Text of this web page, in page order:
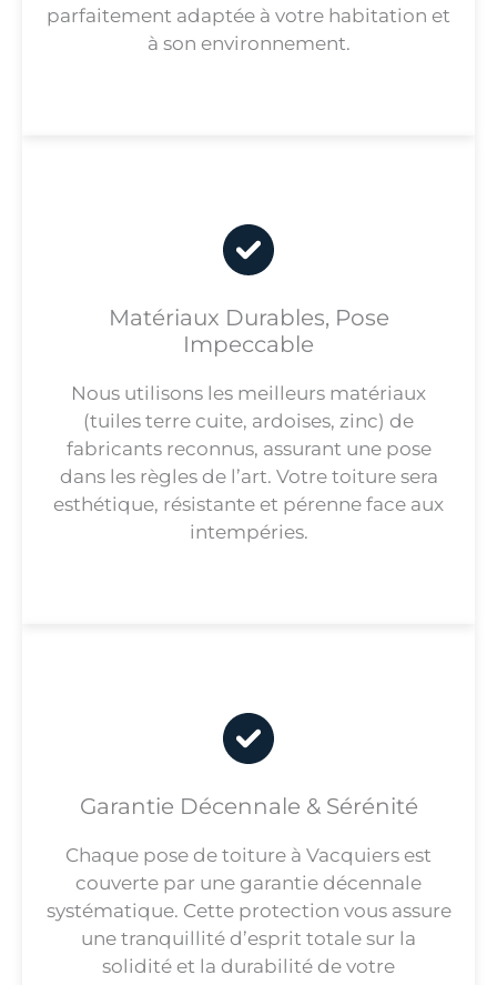
parfaitement adaptée à votre habitation et
à son environnement.
Matériaux Durables, Pose
Impeccable
Nous utilisons les meilleurs matériaux
(tuiles terre cuite, ardoises, zinc) de
fabricants reconnus, assurant une pose
dans les règles de l’art. Votre toiture sera
esthétique, résistante et pérenne face aux
intempéries.
Garantie Décennale & Sérénité
Chaque pose de toiture à Vacquiers est
couverte par une garantie décennale
systématique. Cette protection vous assure
une tranquillité d’esprit totale sur la
solidité et la durabilité de votre